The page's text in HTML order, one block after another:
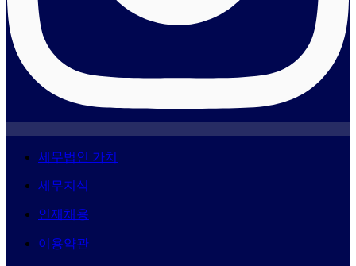
세무법인 가치
세무지식
인재채용
이용약관